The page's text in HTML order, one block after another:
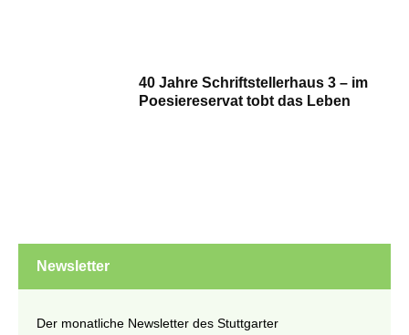
40 Jahre Schriftstellerhaus 3 – im
Poesiereservat tobt das Leben
Newsletter
Der monatliche Newsletter des Stuttgarter